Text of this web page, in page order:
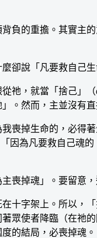
的重擔。其實主的
說「凡要救自己生
，就當「捨己」（
。然而，主並沒
掉生命的，必得著
因為凡要救自己
掉魂」。要留意，
字架上。所以，「
眾使者降臨（在祂
的結局，必喪掉魂。